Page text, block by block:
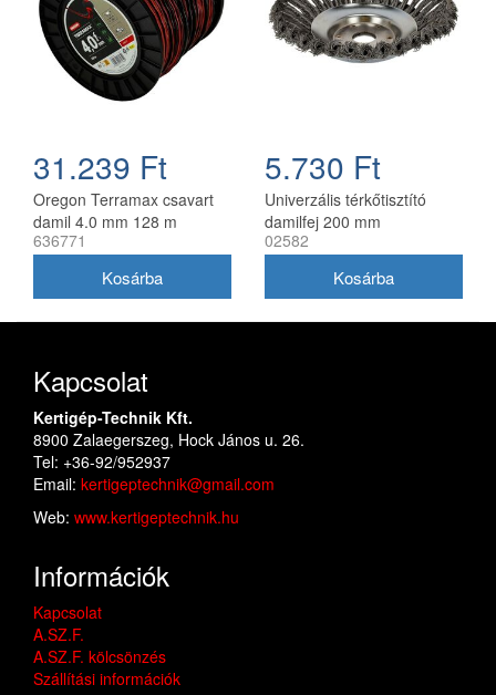
31.239 Ft
Oregon Terramax csavart
damil 4.0 mm 128 m
636771
5.730 Ft
Univerzális térkőtisztító
damilfej 200 mm
utángyártott, 25 mm belső
02582
Kapcsolat
Kertigép-Technik Kft.
8900 Zalaegerszeg, Hock János u. 26.
Tel: +36-92/952937
Email: kertigeptechnik@gmail.com
Web: www.kertigeptechnik.hu
Információk
Kapcsolat
A.SZ.F.
A.SZ.F. kölcsönzés
Szállítási információk